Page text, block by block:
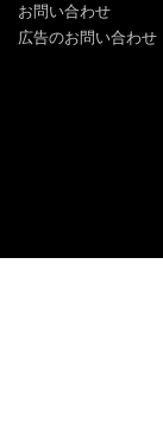
お問い合わせ
広告のお問い合わせ